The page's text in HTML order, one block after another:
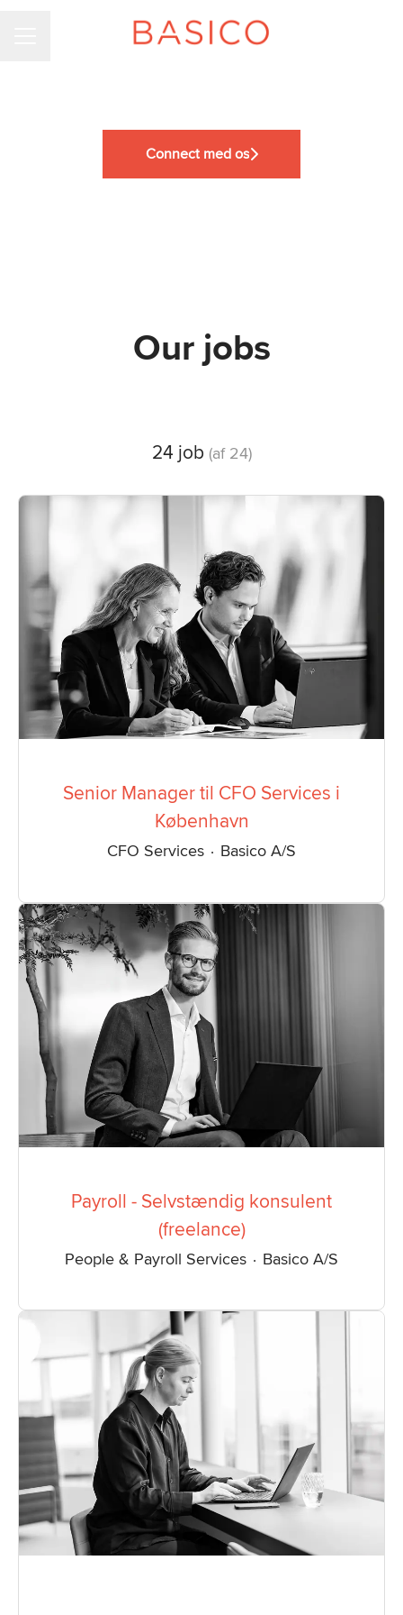
Connect med os
Our jobs
24 job (af 24)
Senior Manager til CFO Services i
København
CFO Services · Basico A/S
Payroll - Selvstændig konsulent
(freelance)
People & Payroll Services · Basico A/S